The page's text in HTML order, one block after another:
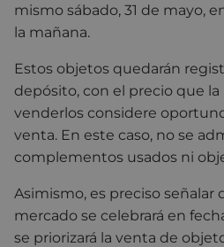
mismo sábado, 31 de mayo,
la mañana.
Estos objetos quedarán
depósito, con el precio que
venderlos considere
venta. En este caso, no se
complementos usados ni
Asimismo, es preciso señalar
mercado se celebrará en
se priorizará la venta de